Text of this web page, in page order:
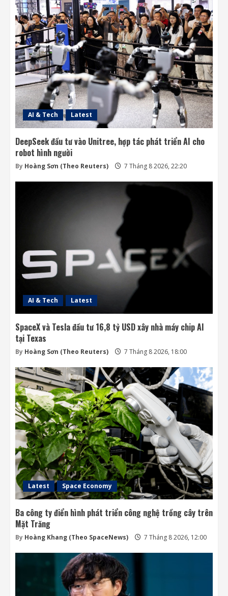
3
Ba công ty điển hình phát triển công nghệ
trồng cây trên Mặt Trăng
7 Tháng 8 2026, 12:00
4
Meta ra mắt tác nhân AI lập trình, cạnh
tranh với Anthropic và OpenAI
7 Tháng 8 2026, 08:18
AI & Tech Latest
DeepSeek đầu tư vào Unitree, hợp tác phát triển AI cho
robot hình người
By Hoàng Sơn (Theo Reuters) 7 Tháng 8 2026, 22:20
AI & Tech Latest
SpaceX và Tesla đầu tư 16,8 tỷ USD xây nhà máy chip AI
tại Texas
By Hoàng Sơn (Theo Reuters) 7 Tháng 8 2026, 18:00
Latest Space Economy
Ba công ty điển hình phát triển công nghệ trồng cây trên
Mặt Trăng
By Hoàng Khang (Theo SpaceNews) 7 Tháng 8 2026, 12:00